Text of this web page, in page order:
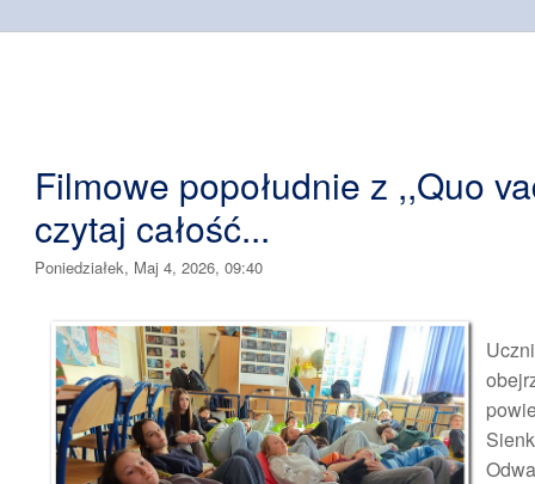
Filmowe popołudnie z ,,Quo
czytaj całość...
Poniedziałek, Maj 4, 2026, 09:40